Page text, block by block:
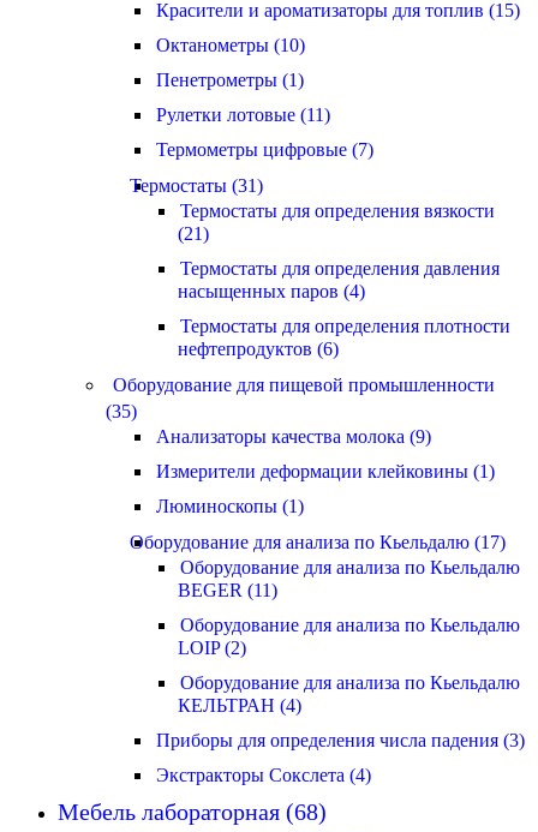
Красители и ароматизаторы для топлив (15)
Октанометры (10)
Пенетрометры (1)
Рулетки лотовые (11)
Термометры цифровые (7)
Термостаты (31)
Термостаты для определения вязкости
(21)
Термостаты для определения давления
насыщенных паров (4)
Термостаты для определения плотности
нефтепродуктов (6)
Оборудование для пищевой промышленности
(35)
Анализаторы качества молока (9)
Измерители деформации клейковины (1)
Люминоскопы (1)
Оборудование для анализа по Кьельдалю (17)
Оборудование для анализа по Кьельдалю
BEGER (11)
Оборудование для анализа по Кьельдалю
LOIP (2)
Оборудование для анализа по Кьельдалю
КЕЛЬТРАН (4)
Приборы для определения числа падения (3)
Экстракторы Сокслета (4)
Мебель лабораторная (68)